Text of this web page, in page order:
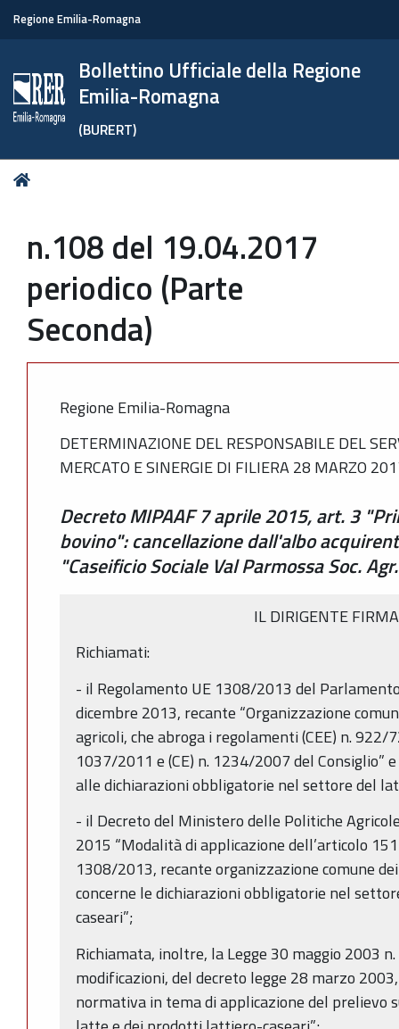
Regione Emilia-Romagna
Bollettino Ufficiale della Regione
Emilia-Romagna
(BURERT)
Tu
n.108 del 19.04.2017
periodico (Parte
Seconda)
Regione Emilia-Romagna
DETERMINAZIONE DEL RESPONSABILE DEL
MERCATO E SINERGIE DI FILIERA 28 MARZO
Decreto MIPAAF 7 aprile 2015, art. 3
bovino": cancellazione dall'albo
"Caseificio Sociale Val Parmossa Soc.
IL DIRIGENTE
Richiamati:
- il Regolamento UE 1308/2013 del
dicembre 2013, recante “Organizzazione
agricoli, che abroga i regolamenti (CEE) n. 922/
1037/2011 e (CE) n. 1234/2007 del Consiglio”
alle dichiarazioni obbligatorie nel settore del
- il Decreto del Ministero delle Politiche
2015 “Modalità di applicazione dell’articolo
1308/2013, recante organizzazione comune
concerne le dichiarazioni obbligatorie nel
caseari”;
Richiamata, inoltre, la Legge 30 maggio 2003
modificazioni, del decreto legge 28 marzo
normativa in tema di applicazione del prelievo